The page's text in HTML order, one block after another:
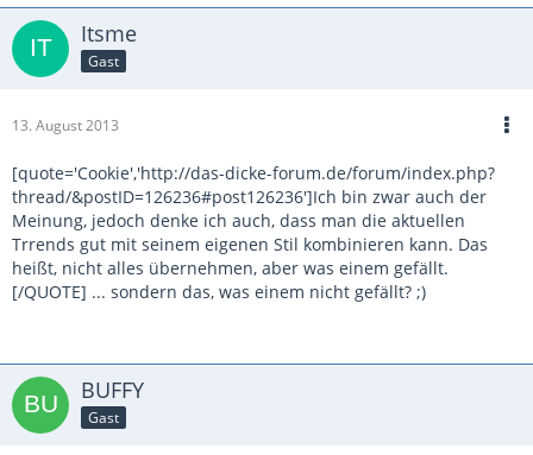
Itsme
Gast
13. August 2013
[quote='Cookie','http://das-dicke-forum.de/forum/index.php?
thread/&postID=126236#post126236']Ich bin zwar auch der
Meinung, jedoch denke ich auch, dass man die aktuellen
Trrends gut mit seinem eigenen Stil kombinieren kann. Das
heißt, nicht alles übernehmen, aber was einem gefällt.
[/QUOTE] ... sondern das, was einem nicht gefällt? ;)
BUFFY
Gast